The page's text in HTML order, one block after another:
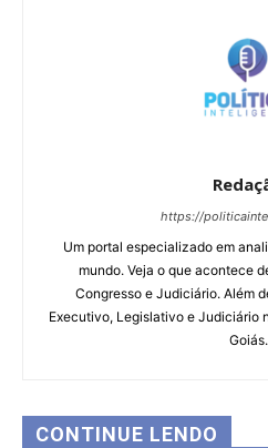
https://
Um portal especializado em
mundo. Veja o que acontece
Congresso e Judiciário. Além
Executivo, Legislativo e Judiciário
Goiás.
CONTINUE LENDO